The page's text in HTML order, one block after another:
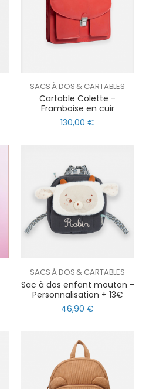
SACS À DOS & CARTABLES
Cartable Colette -
Framboise en cuir
130,00 €
SACS À DOS & CARTABLES
Sac à dos enfant mouton -
Personnalisation + 13€
46,90 €